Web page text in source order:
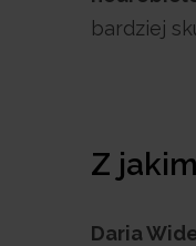
bardziej
Z
Daria